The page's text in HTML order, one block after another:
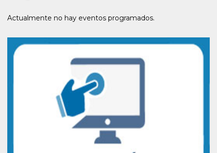
Actualmente no hay eventos programados.